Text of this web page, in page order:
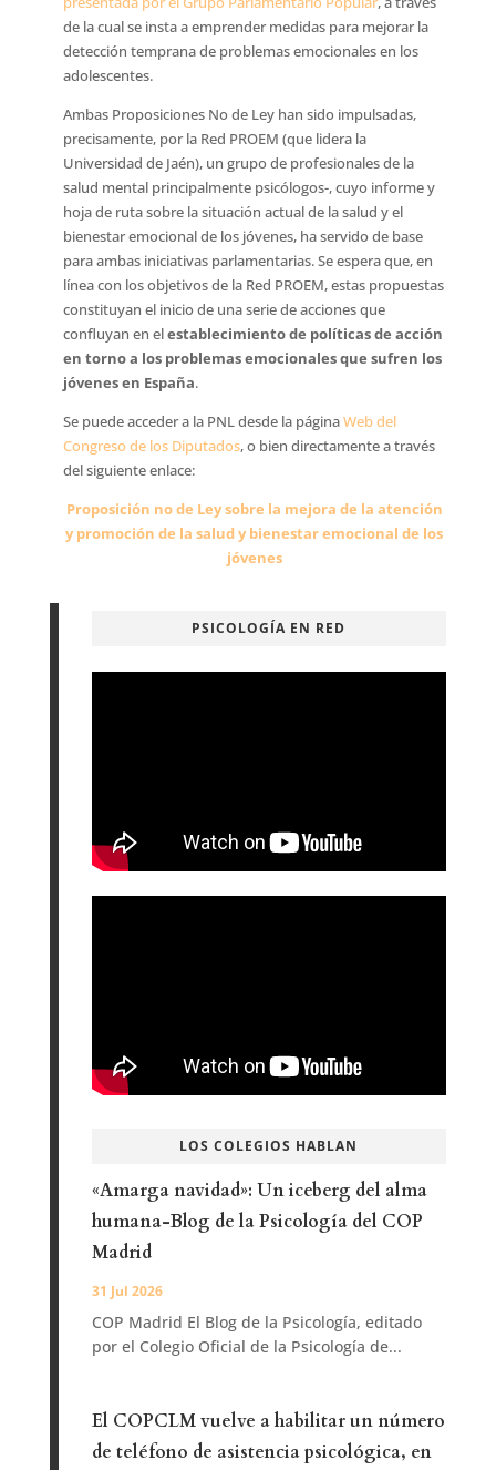
de la cual se insta a emprender medidas para mejorar la
detección temprana de problemas emocionales en los
adolescentes.
Ambas Proposiciones No de Ley han sido impulsadas,
precisamente, por la Red PROEM (que lidera la
Universidad de Jaén), un grupo de profesionales de la
salud mental principalmente psicólogos-, cuyo informe y
hoja de ruta sobre la situación actual de la salud y el
bienestar emocional de los jóvenes, ha servido de base
para ambas iniciativas parlamentarias. Se espera que, en
línea con los objetivos de la Red PROEM, estas propuestas
constituyan el inicio de una serie de acciones que
confluyan en elestablecimiento de políticas de acción
en torno a los problemas emocionales que sufren los
jóvenes en España.
Se puede acceder a la PNL desde la páginaWeb del
Congreso de los Diputados, o bien directamente a través
del siguiente enlace:
Proposición no de Ley sobre la mejora de la atención
y promoción de la salud y bienestar emocional de los
jóvenes
PSICOLOGÍA EN RED
LOS COLEGIOS HABLAN
«Amarga navidad»: Un iceberg del alma
humana-Blog de la Psicología del COP
Madrid
31 Jul 2026
COP Madrid El Blog de la Psicología, editado
por el Colegio Oficial de la Psicología de...
El COPCLM vuelve a habilitar un número
de teléfono de asistencia psicológica, en